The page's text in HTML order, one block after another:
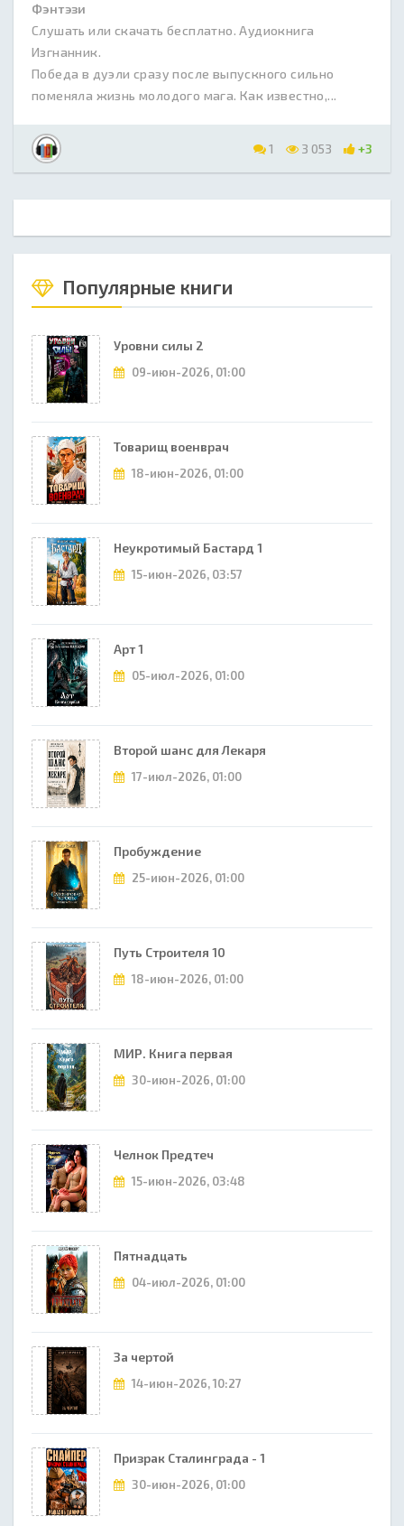
Фэнтэзи
Слушать или скачать бесплатно. Аудиокнига
Изгнанник.
Победа в дуэли сразу после выпускного сильно
поменяла жизнь молодого мага. Как известно,...
1 3 053 +3
Популярные книги
Уровни силы 2
09-июн-2026, 01:00
Товарищ военврач
18-июн-2026, 01:00
Неукротимый Бастард 1
15-июн-2026, 03:57
Арт 1
05-июл-2026, 01:00
Второй шанс для Лекаря
17-июл-2026, 01:00
Пробуждение
25-июн-2026, 01:00
Путь Строителя 10
18-июн-2026, 01:00
МИР. Книга первая
30-июн-2026, 01:00
Челнок Предтеч
15-июн-2026, 03:48
Пятнадцать
04-июл-2026, 01:00
За чертой
14-июн-2026, 10:27
Призрак Сталинграда - 1
30-июн-2026, 01:00